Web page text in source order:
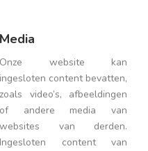
Media
Onze website kan
ingesloten content bevatten,
zoals video’s, afbeeldingen
of andere media van
websites van derden.
Ingesloten content van